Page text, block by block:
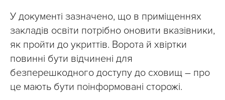
У документі зазначено, що в приміщеннях
закладів освіти потрібно оновити вказівники,
як пройти до укриттів. Ворота й хвіртки
повинні бути відчинені для
безперешкодного доступу до сховищ – про
це мають бути поінформовані сторожі.